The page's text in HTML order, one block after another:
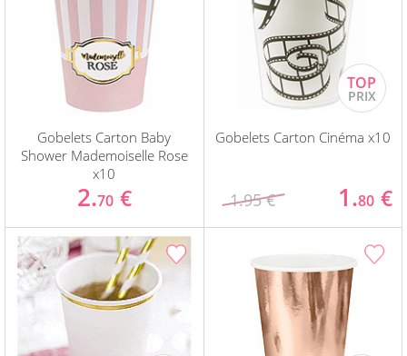
Gobelets Carton Baby
Shower Mademoiselle Rose
x10
2.70 €
Gobelets Carton Cinéma x10
1.95 € 1.80 €